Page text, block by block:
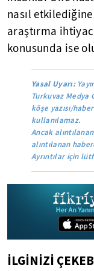
nasıl
araştırma
konusunda ise
Yasal Uyarı:
Turkuvaz
köşe yazısı/
kullanılamaz.
Ancak
alıntılanan
Ayrıntılar için
İLGİNİZİ